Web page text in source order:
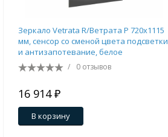
Зеркало Vetrata R/Ветрата Р 720х1115
мм, сенсор со сменой цвета подсветки
и антизапотевание, белое
/ 0 отзывов
16 914 ₽
В корзину